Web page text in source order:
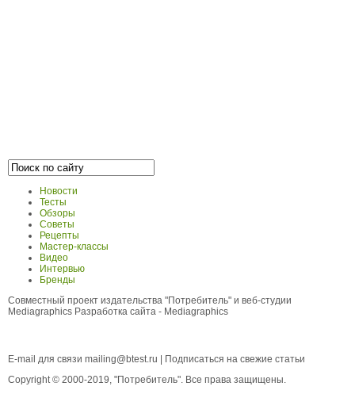
Новости
Тесты
Обзоры
Советы
Рецепты
Мастер-классы
Видео
Интервью
Бренды
Совместный проект издательства "Потребитель" и веб-студии
Mediagraphics Разработка сайта - Mediagraphics
E-mail для связи mailing@btest.ru
Подписаться на свежие статьи
Copyright © 2000-2019, "Потребитель". Все права защищены.